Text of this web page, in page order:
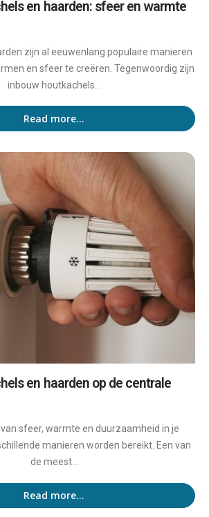
en haarden: sfeer en warmte
zijn al eeuwenlang populaire manieren
en sfeer te creëren. Tegenwoordig zijn
inbouw houtkachels...
Read more...
en haarden op de centrale
sfeer, warmte en duurzaamheid in je
manieren worden bereikt. Een van
de meest...
Read more...